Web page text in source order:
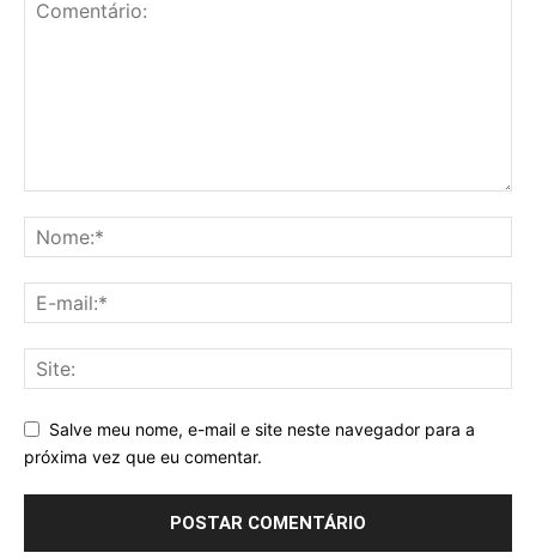
Salve meu nome, e-mail e site neste navegador para a
próxima vez que eu comentar.